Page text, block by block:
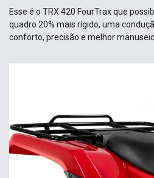
Esse é o TRX 420 FourTrax que
quadro 20% mais rígido, uma
conforto, precisão e melhor manuseio.